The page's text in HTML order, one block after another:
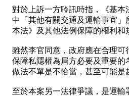
對於上訴一方聆訊時指，《基
中「其他有關交通及運輸事宜
本法》及其他法例保障的權利和
雖然李官同意，政府應在合理
保障私隱權為局方必要及重要的
做法不單是不恰當，甚至可能是
至於本案另一法律爭議，是運